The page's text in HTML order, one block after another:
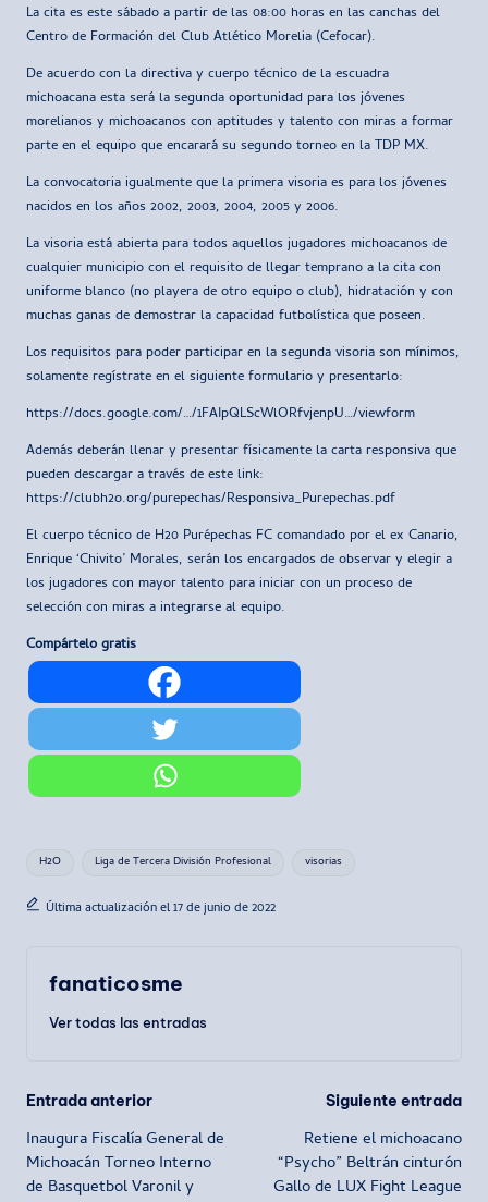
La cita es este sábado a partir de las 08:00 horas en las canchas del
Centro de Formación del Club Atlético Morelia (Cefocar).
De acuerdo con la directiva y cuerpo técnico de la escuadra
michoacana esta será la segunda oportunidad para los jóvenes
morelianos y michoacanos con aptitudes y talento con miras a formar
parte en el equipo que encarará su segundo torneo en la TDP MX.
La convocatoria igualmente que la primera visoria es para los jóvenes
nacidos en los años 2002, 2003, 2004, 2005 y 2006.
La visoria está abierta para todos aquellos jugadores michoacanos de
cualquier municipio con el requisito de llegar temprano a la cita con
uniforme blanco (no playera de otro equipo o club), hidratación y con
muchas ganas de demostrar la capacidad futbolística que poseen.
Los requisitos para poder participar en la segunda visoria son mínimos,
solamente regístrate en el siguiente formulario y presentarlo:
https://docs.google.com/…/1FAIpQLScWlORfvjenpU…/viewform
Además deberán llenar y presentar físicamente la carta responsiva que
pueden descargar a través de este link:
https://clubh2o.org/purepechas/Responsiva_Purepechas.pdf
El cuerpo técnico de H20 Purépechas FC comandado por el ex Canario,
Enrique ‘Chivito’ Morales, serán los encargados de observar y elegir a
los jugadores con mayor talento para iniciar con un proceso de
selección con miras a integrarse al equipo.
Compártelo gratis
Etiquetas:
H2O Liga de Tercera División Profesional visorias
Última actualización el 17 de junio de 2022
fanaticosme
Ver todas las entradas
Navegación
de
Entrada anterior
Inaugura Fiscalía General de
Michoacán Torneo Interno
de Basquetbol Varonil y
Siguiente entrada
Retiene el michoacano
“Psycho” Beltrán cinturón
Gallo de LUX Fight League